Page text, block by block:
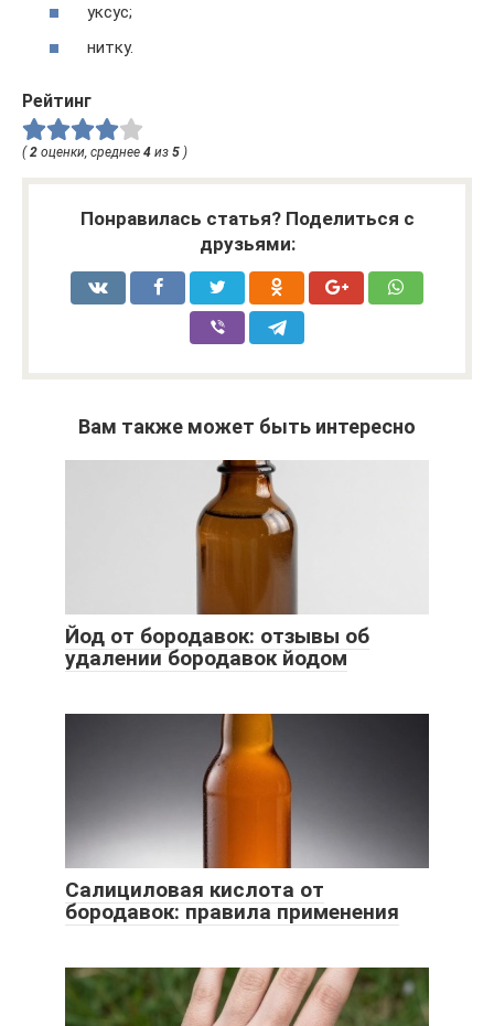
уксус;
нитку.
Рейтинг
( 2 оценки, среднее 4 из 5 )
Понравилась статья? Поделиться с
друзьями:
Вам также может быть интересно
Йод от бородавок: отзывы об
удалении бородавок йодом
Салициловая кислота от
бородавок: правила применения